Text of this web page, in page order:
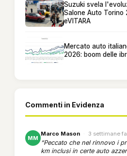
Suzuki svela
Salone Auto
eVITARA
Mercato auto
2026: boom delle
Commenti in Evidenza
MM
Marco Mason · 3 settimane fa
“Peccato che nel rinnovo i
km inclusi in certe auto